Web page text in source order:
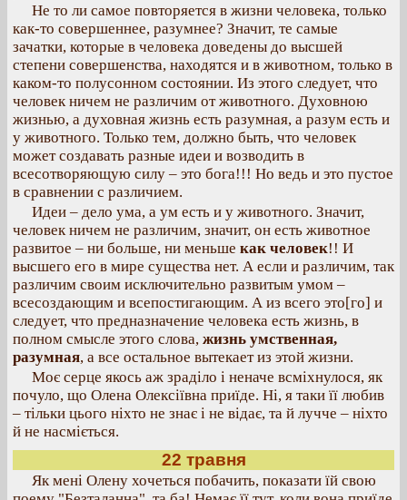
Не то ли самое повторяется в жизни человека, только
как-то совершеннее, разумнее? Значит, те самые
зачатки, которые в человека доведены до высшей
степени совершенства, находятся и в животном, только в
каком-то полусонном состоянии. Из этого следует, что
человек ничем не различим от животного. Духовною
жизнью, а духовная жизнь есть разумная, а разум есть и
у животного. Только тем, должно быть, что человек
может создавать разные идеи и возводить в
всесотворяющую силу – это бога!!! Но ведь и это пустое
в сравнении с различием.
Идеи – дело ума, а ум есть и у животного. Значит,
человек ничем не различим, значит, он есть животное
развитое – ни больше, ни меньше как человек!! И
высшего его в мире существа нет. А если и различим, так
различим своим исключительно развитым умом –
всесоздающим и всепостигающим. А из всего это[го] и
следует, что предназначение человека есть жизнь, в
полном смысле этого слова, жизнь умственная,
разумная, а все остальное вытекает из этой жизни.
Моє серце якось аж зраділо і неначе всміхнулося, як
почуло, що Олена Олексіївна приїде. Ні, я таки її любив
– тільки цього ніхто не знає і не відає, та й лучче – ніхто
й не насміється.
22 травня
Як мені Олену хочеться побачить, показати їй свою